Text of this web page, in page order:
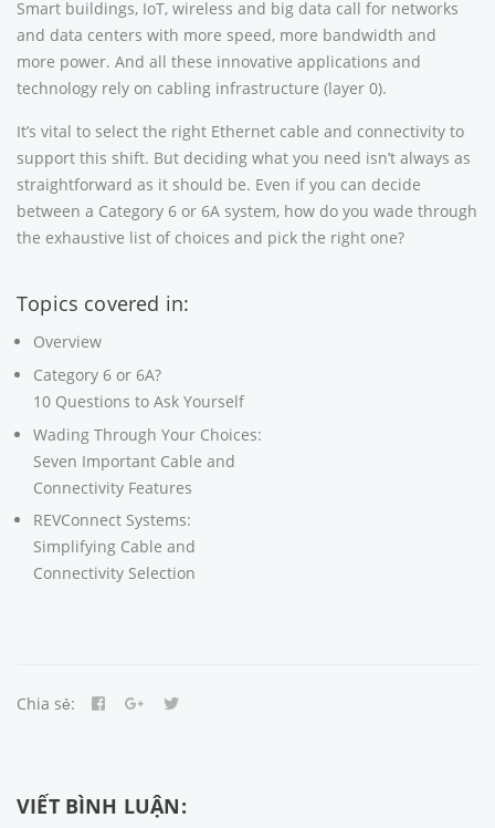
Smart buildings, IoT, wireless and big data call for networks
and data centers with more speed, more bandwidth and
more power. And all these innovative applications and
technology rely on cabling infrastructure (layer 0).
It’s vital to select the right Ethernet cable and connectivity to
support this shift. But deciding what you need isn’t always as
straightforward as it should be. Even if you can decide
between a Category 6 or 6A system, how do you wade through
the exhaustive list of choices and pick the right one?
Topics covered in:
Overview
Category 6 or 6A?
10 Questions to Ask Yourself
Wading Through Your Choices:
Seven Important Cable and
Connectivity Features
REVConnect Systems:
Simplifying Cable and
Connectivity Selection
Chia sẻ:
VIẾT BÌNH LUẬN: